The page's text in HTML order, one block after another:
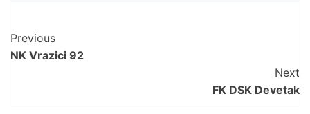
Post
Navigation
Previous
NK Vrazici 92
Next
FK DSK Devetak